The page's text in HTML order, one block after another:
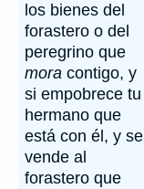
los bienes del
forastero o del
peregrino que
mora contigo, y
si empobrece tu
hermano que
está con él, y se
vende al
forastero que